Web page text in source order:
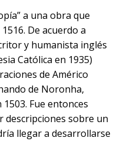
a una obra que
De acuerdo a
y humanista inglés
Católica en 1935)
de Américo
de Noronha,
Fue entonces
descripciones sobre un
llegar a desarrollarse